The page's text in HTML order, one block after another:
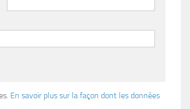
En savoir plus sur la façon dont les données